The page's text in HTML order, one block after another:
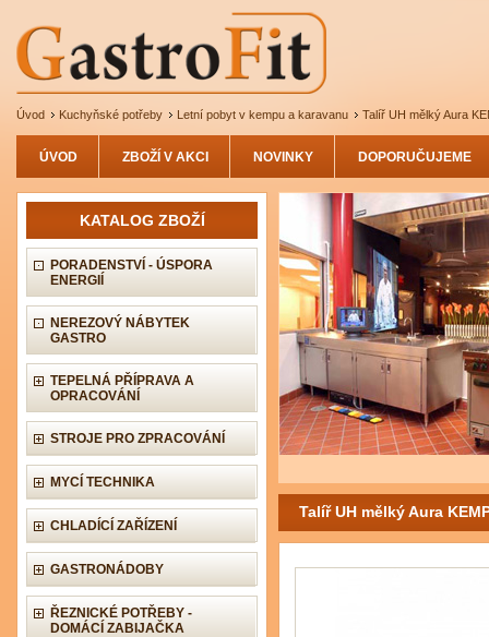
Úvod Kuchyňské potřeby Letní pobyt v kempu a karavanu Talíř UH mělký Aura
ÚVOD ZBOŽÍ V AKCI NOVINKY DOPORUČUJEME
KATALOG ZBOŽÍ
PORADENSTVÍ - ÚSPORA
ENERGIÍ
NEREZOVÝ NÁBYTEK
GASTRO
TEPELNÁ PŘÍPRAVA A
OPRACOVÁNÍ
STROJE PRO ZPRACOVÁNÍ
MYCÍ TECHNIKA
CHLADÍCÍ ZAŘÍZENÍ
GASTRONÁDOBY
ŘEZNICKÉ POTŘEBY -
DOMÁCÍ ZABIJAČKA
Talíř UH mělký Aura